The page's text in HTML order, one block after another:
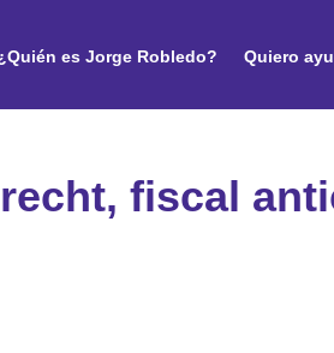
es Jorge Robledo? Quiero
fiscal